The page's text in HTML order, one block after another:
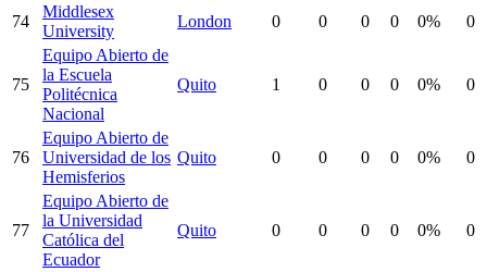
74
Middlesex
University
London 0 0 0 0 0% 0
75
Equipo Abierto de
la Escuela
Politécnica
Nacional
Quito 1 0 0 0 0% 0
76
Equipo Abierto de
Universidad de los
Hemisferios
Quito 0 0 0 0 0% 0
77
Equipo Abierto de
la Universidad
Católica del
Ecuador
Quito 0 0 0 0 0% 0